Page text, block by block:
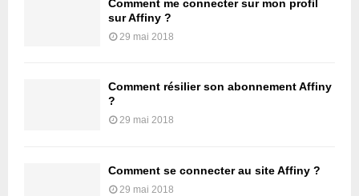
Comment me connecter sur mon profil
sur Affiny ?
29 mai 2018
Comment résilier son abonnement Affiny
?
29 mai 2018
Comment se connecter au site Affiny ?
29 mai 2018